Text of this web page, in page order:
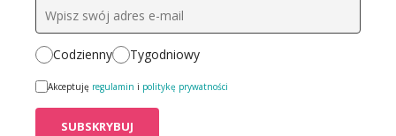
Codzienny Tygodniowy
Akceptuję regulamin i politykę prywatności